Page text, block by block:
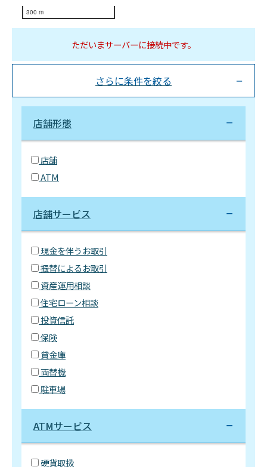
300 m
ただいまサーバーに接続中です。
さらに条件を絞る
店舗形態
店舗
ATM
店舗サービス
現金を伴うお取引
振替によるお取引
資産運用相談
住宅ローン相談
投資信託
保険
貸金庫
両替機
駐車場
ATMサービス
硬貨取扱